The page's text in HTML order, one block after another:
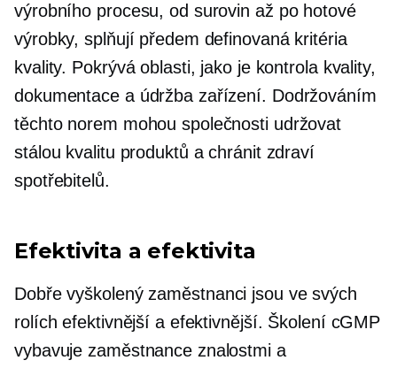
výrobního procesu, od surovin až po hotové
výrobky, splňují předem definovaná kritéria
kvality. Pokrývá oblasti, jako je kontrola kvality,
dokumentace a údržba zařízení. Dodržováním
těchto norem mohou společnosti udržovat
stálou kvalitu produktů a chránit zdraví
spotřebitelů.
Efektivita a efektivita
Dobře vyškolenýzaměstnanci jsou ve svých
rolích efektivnější a efektivnější. Školení cGMP
vybavuje zaměstnance znalostmi a